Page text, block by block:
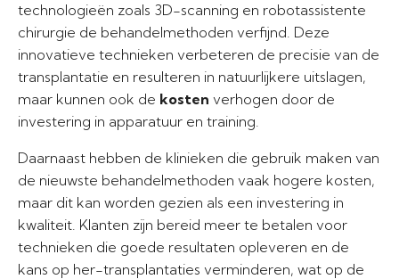
technologieën zoals 3D-scanning en robotassistente
chirurgie de behandelmethoden verfijnd. Deze
innovatieve technieken verbeteren de precisie van de
transplantatie en resulteren in natuurlijkere uitslagen,
maar kunnen ook de kosten verhogen door de
investering in apparatuur en training.
Daarnaast hebben de klinieken die gebruik maken van
de nieuwste behandelmethoden vaak hogere kosten,
maar dit kan worden gezien als een investering in
kwaliteit. Klanten zijn bereid meer te betalen voor
technieken die goede resultaten opleveren en de
kans op her-transplantaties verminderen, wat op de